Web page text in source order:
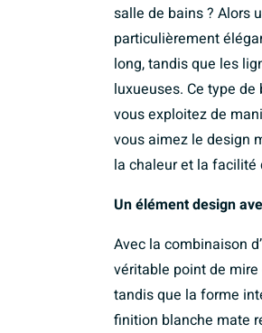
salle de bains ? Alors
particulièrement
long, tandis que les
luxueuses. Ce type
vous exploitez de
vous aimez le design
la chaleur et la facilité
Un élément design
Avec la combinaison
véritable point de
tandis que la forme
finition blanche mate